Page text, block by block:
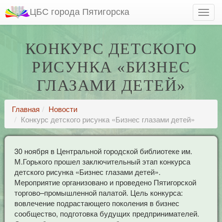
ЦБС города Пятигорска
КОНКУРС ДЕТСКОГО
РИСУНКА «БИЗНЕС
ГЛАЗАМИ ДЕТЕЙ»
Главная
Новости
Конкурс детского рисунка «Бизнес глазами детей»
30 ноября в Центральной городской библиотеке им.
М.Горького прошел заключительный этап конкурса
детского рисунка «Бизнес глазами детей».
Мероприятие организовано и проведено Пятигорской
торгово–промышленной палатой. Цель конкурса:
вовлечение подрастающего поколения в бизнес
сообщество, подготовка будущих предпринимателей.